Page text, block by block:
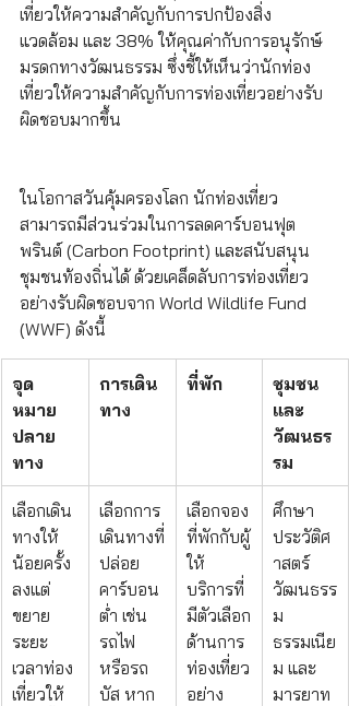
เที่ยวให้ความสำคัญกับการปกป้องสิ่ง
แวดล้อม และ 38% ให้คุณค่ากับการอนุรักษ์
มรดกทางวัฒนธรรม ซึ่งชี้ให้เห็นว่านักท่อง
เที่ยวให้ความสำคัญกับการท่องเที่ยวอย่างรับ
ผิดชอบมากขึ้น
ในโอกาสวันคุ้มครองโลก นักท่องเที่ยว
สามารถมีส่วนร่วมในการลดคาร์บอนฟุต
พรินต์ (Carbon Footprint) และสนับสนุน
ชุมชนท้องถิ่นได้ ด้วยเคล็ดลับการท่องเที่ยว
อย่างรับผิดชอบจาก World Wildlife Fund
(WWF) ดังนี้
จุด
หมาย
ปลาย
ทาง
การเดิน
ทาง
ที่พัก
ชุมชน
และ
วัฒนธร
รม
เลือกเดิน
ทางให้
น้อยครั้ง
ลงแต่
ขยาย
ระยะ
เวลาท่อง
เที่ยวให้
เลือกการ
เดินทางที่
ปล่อย
คาร์บอน
ต่ำ เช่น
รถไฟ
หรือรถ
บัส หาก
เลือกจอง
ที่พักกับผู้
ให้
บริการที่
มีตัวเลือก
ด้านการ
ท่องเที่ยว
อย่าง
ศึกษา
ประวัติศ
าสตร์
วัฒนธรร
ม
ธรรมเนีย
ม และ
มารยาท